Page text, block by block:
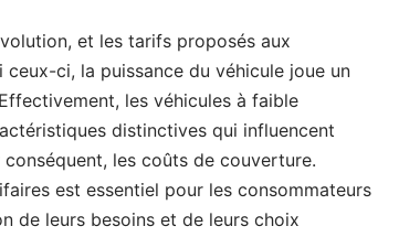
et les tarifs proposés aux
ci, la puissance du véhicule joue un
les véhicules à faible
distinctives qui influencent
les coûts de couverture.
est essentiel pour les consommateurs
de leurs besoins et de leurs choix